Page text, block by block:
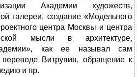
Академии художеств,
галереи, создание «Модельного
центра Москвы и центра
мысли в архитектуре,
как ее называл сам
Витрувия, обращение к
и пр.